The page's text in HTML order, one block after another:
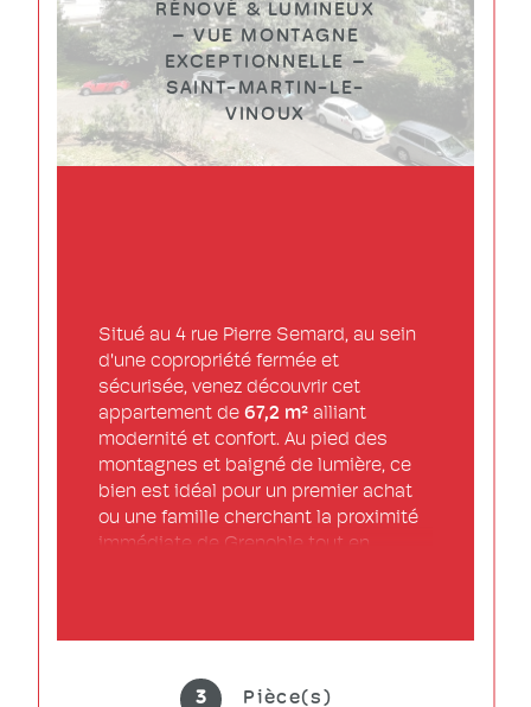
RÉNOVÉ & LUMINEUX
– VUE MONTAGNE
EXCEPTIONNELLE –
SAINT-MARTIN-LE-
VINOUX
3 Pièce(s)
Situé au 4 rue Pierre Semard, au sein
d'une copropriété fermée et
sécurisée, venez découvrir cet
appartement de 67,2 m² alliant
modernité et confort. Au pied des
montagnes et baigné de lumière, ce
bien est idéal pour un premier achat
ou une famille cherchant la proximité
immédiate de Grenoble tout en
imprenable sur le Néron. Une
ouverte entièrement équipée